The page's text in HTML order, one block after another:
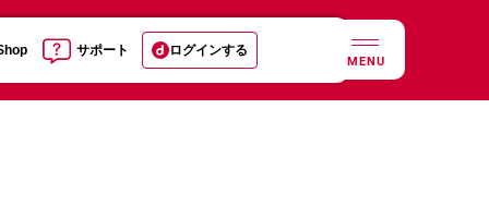
サポート ログインする
MENU